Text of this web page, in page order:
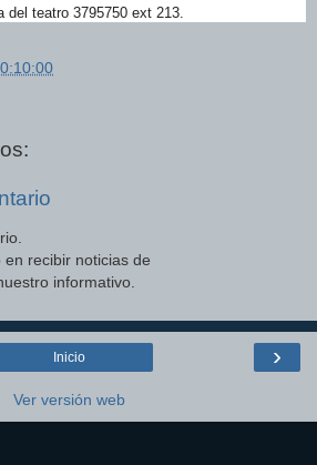
del teatro 3795750 ext 213.
recibir noticias de
informativo.
›
Inicio
Ver versión web